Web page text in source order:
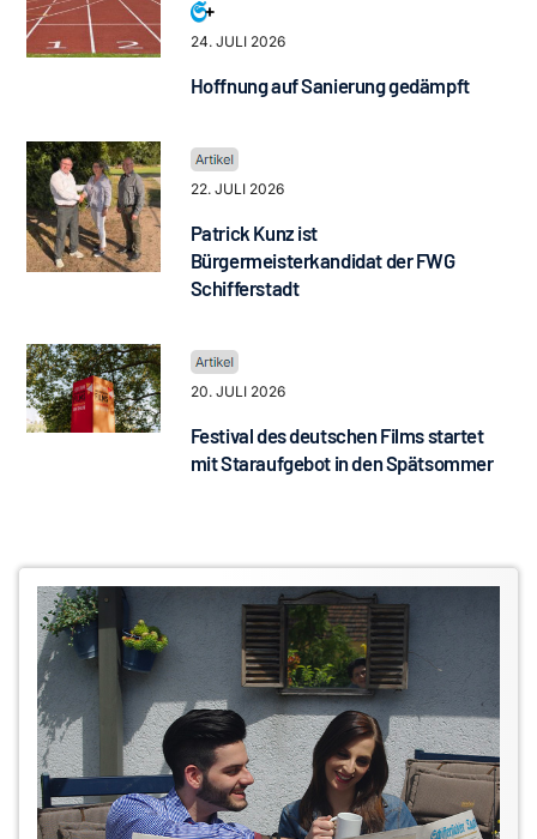
24. JULI 2026
Hoffnung auf Sanierung gedämpft
22. JULI 2026
Patrick Kunz ist
Bürgermeisterkandidat der FWG
Schifferstadt
20. JULI 2026
Festival des deutschen Films startet
mit Staraufgebot in den Spätsommer